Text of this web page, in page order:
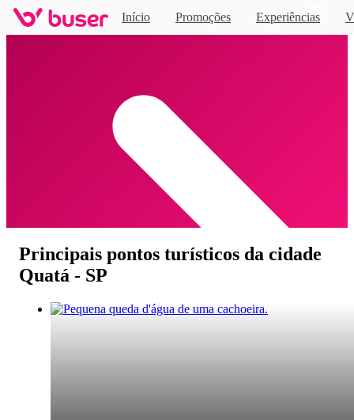
Início Promoções Experiências
Home
Principais pontos turísticos da cidade
Quatá - SP